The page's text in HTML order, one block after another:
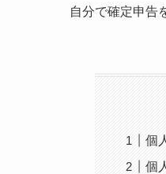
自分で確定申告
個
個